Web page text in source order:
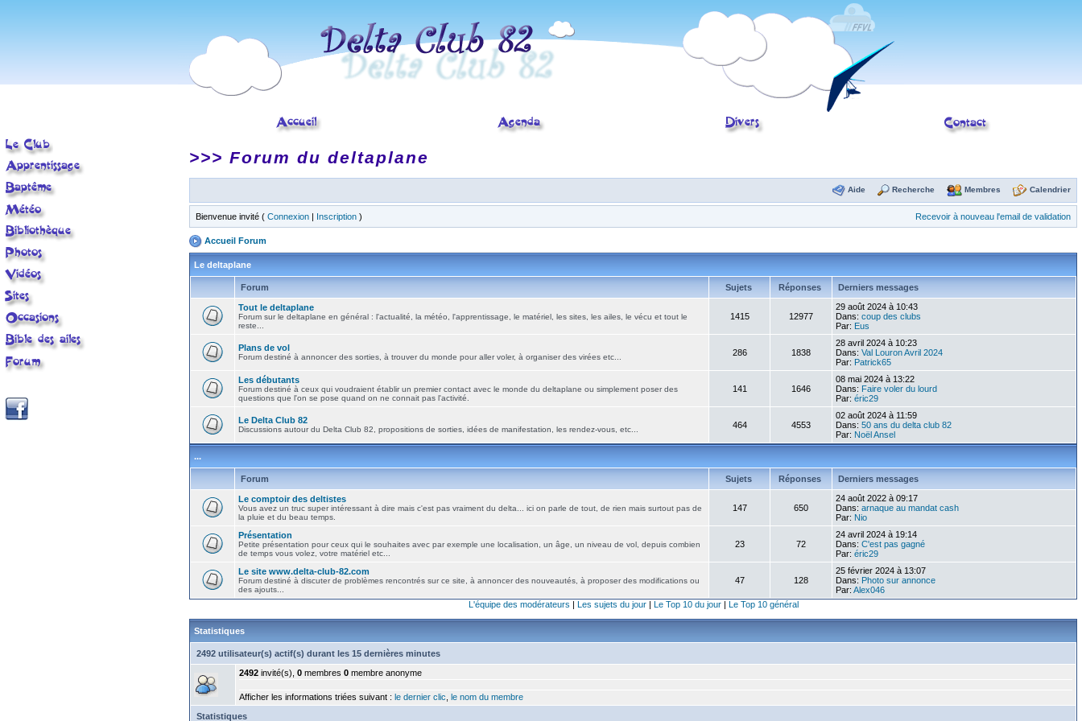
>>> Forum du deltaplane
Aide Recherche Membres Calendrier
Bienvenue invité ( Connexion | Inscription ) Recevoir à nouveau l'email de validation
Accueil Forum
Le deltaplane
Forum Sujets Réponses Derniers messages
Tout le deltaplane
Forum sur le deltaplane en général : l'actualité, la météo, l'apprentissage, le matériel, les sites, les ailes, le vécu et tout le
reste...
1415 12977
29 août 2024 à 10:43
Dans: coup des clubs
Par: Eus
Plans de vol
Forum destiné à annoncer des sorties, à trouver du monde pour aller voler, à organiser des virées etc... 286 1838
28 avril 2024 à 10:23
Dans: Val Louron Avril 2024
Par: Patrick65
Les débutants
Forum destiné à ceux qui voudraient établir un premier contact avec le monde du deltaplane ou simplement poser des
questions que l'on se pose quand on ne connait pas l'activité.
141 1646
08 mai 2024 à 13:22
Dans: Faire voler du lourd
Par: éric29
Le Delta Club 82
Discussions autour du Delta Club 82, propositions de sorties, idées de manifestation, les rendez-vous, etc... 464 4553
02 août 2024 à 11:59
Dans: 50 ans du delta club 82
Par: Noël Ansel
...
Forum Sujets Réponses Derniers messages
Le comptoir des deltistes
Vous avez un truc super intéressant à dire mais c'est pas vraiment du delta... ici on parle de tout, de rien mais surtout pas de
la pluie et du beau temps.
147 650
24 août 2022 à 09:17
Dans: arnaque au mandat cash
Par: Nio
Présentation
Petite présentation pour ceux qui le souhaites avec par exemple une localisation, un âge, un niveau de vol, depuis combien
de temps vous volez, votre matériel etc...
23 72
24 avril 2024 à 19:14
Dans: C'est pas gagné
Par: éric29
Le site www.delta-club-82.com
Forum destiné à discuter de problèmes rencontrés sur ce site, à annoncer des nouveautés, à proposer des modifications ou
des ajouts...
47 128
25 février 2024 à 13:07
Dans: Photo sur annonce
Par: Alex046
L'équipe des modérateurs | Les sujets du jour| Le Top 10 du jour| Le Top 10 général
Statistiques
2492 utilisateur(s) actif(s) durant les 15 dernières minutes
2492 invité(s), 0 membres 0 membre anonyme
Afficher les informations triées suivant : le dernier clic le nom du membre
Statistiques